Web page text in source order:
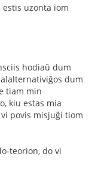
uzonta iom
hodiaŭ dum
dum
tiam min
kiu estas mia
povis misjuĝi tiom
teorion, do vi